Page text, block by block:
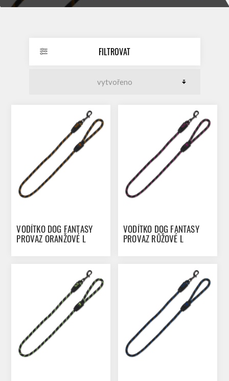
FILTROVAT
VODÍTKO DOG FANTASY
PROVAZ ORANŽOVÉ L
VODÍTKO DOG FANTASY
PROVAZ RŮŽOVÉ L